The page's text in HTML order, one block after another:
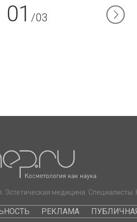
01 /03
Эстетическая медицина. Специалисты.
РЕКЛАМА